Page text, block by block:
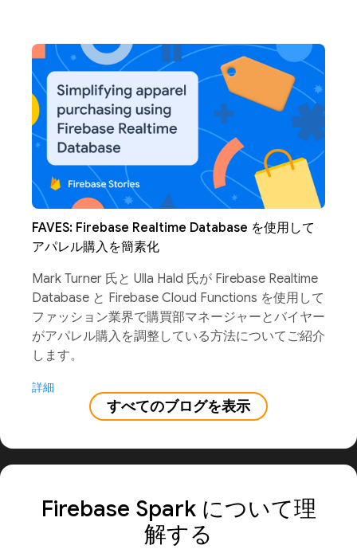
FAVES: Firebase Realtime Database を使用して
アパレル購入を簡素化
Mark Turner 氏と Ulla Hald 氏が Firebase Realtime
Database と Firebase Cloud Functions を使用して
ファッション業界で購買部マネージャーとバイヤー
がアパレル購入を調整している方法についてご紹介
します。
詳細
すべてのブログを表示
Firebase Spark について理
解する